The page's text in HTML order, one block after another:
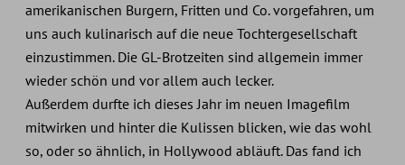
amerikanischen Burgern, Fritten und Co. vorgefahren, um
uns auch kulinarisch auf die neue Tochtergesellschaft
einzustimmen. Die GL-Brotzeiten sind allgemein immer
wieder schön und vor allem auch lecker.
Außerdem durfte ich dieses Jahr im neuen Imagefilm
mitwirken und hinter die Kulissen blicken, wie das wohl
so, oder so ähnlich, in Hollywood abläuft. Das fand ich